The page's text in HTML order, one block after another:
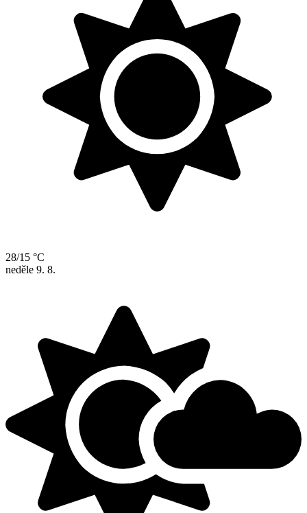
28/15 °C
neděle 9. 8.